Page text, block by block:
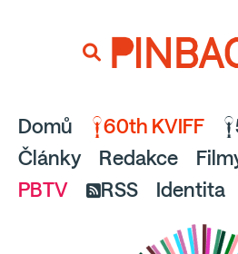
a pusťte se do
Domů 60th KVIFF
Články
Redakce
PBTV
RSS Identita